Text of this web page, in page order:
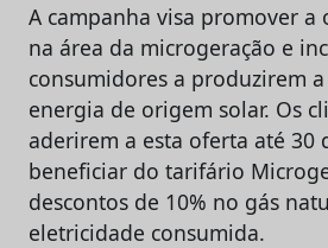
A campanha visa promover a
na área da microgeração e
consumidores a produzirem
energia de origem solar. Os
aderirem a esta oferta até 30
beneficiar do tarifário
descontos de 10% no gás
eletricidade consumida.